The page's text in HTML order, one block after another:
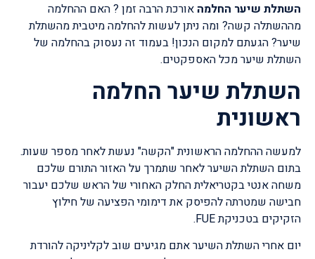
השתלת שיער החלמה אורכת הרבה זמן ? האם ההחלמה
מההשתלה קשה? ומה ניתן לעשות להחלמה מיטבית מהשתלת
שיער? הגעתם למקום הנכון! בעמוד זה נעסוק בהחלמה של
השתלת שיער מכל האספקטים.
השתלת שיער החלמה
ראשונית
למעשה ההחלמה הראשונית "הקשה" נעשת לאחר מספר שעות.
בתום השתלת השיער לאחר שתמרך על האזור התורם שלכם
משחה אנטי בקטריאלית החלק האחורי של הראש שלכם יעבור
חבישה שמטרתה להפיסק את דימומי הפציעה של חילוץ
הזקיקים בטכניקת FUE.
יום אחרי השתלת השיער אתם מגיעים שוב לקליניקה להורדת